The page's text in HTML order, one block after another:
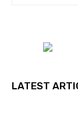
LATEST